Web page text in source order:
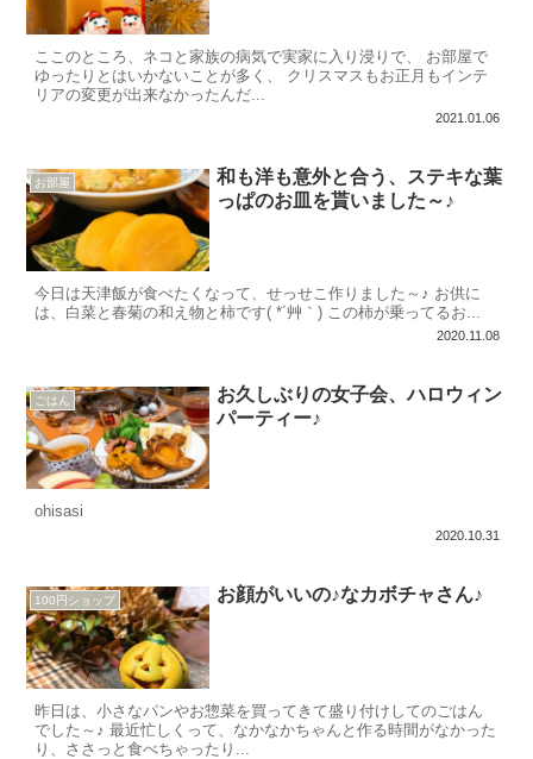
ここのところ、ネコと家族の病気で実家に入り浸りで、 お部屋で
ゆったりとはいかないことが多く、 クリスマスもお正月もインテ
リアの変更が出来なかったんだ...
2021.01.06
お部屋
和も洋も意外と合う、ステキな葉
っぱのお皿を貰いました～♪
今日は天津飯が食べたくなって、せっせこ作りました～♪ お供に
は、白菜と春菊の和え物と柿です( *´艸｀) この柿が乗ってるお...
2020.11.08
ごはん
お久しぶりの女子会、ハロウィン
パーティー♪
ohisasi
2020.10.31
100円ショップ お顔がいいの♪なカボチャさん♪
昨日は、小さなパンやお惣菜を買ってきて盛り付けしてのごはん
でした～♪ 最近忙しくって、なかなかちゃんと作る時間がなかった
り、ささっと食べちゃったり...